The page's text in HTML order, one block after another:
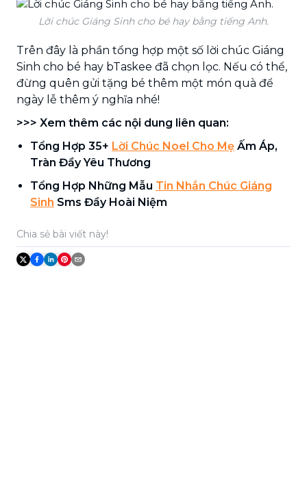
Lời chúc Giáng Sinh cho bé hay bằng tiếng Anh.
Trên đây là phần tổng hợp một số lời chúc Giáng
Sinh cho bé hay bTaskee đã chọn lọc. Nếu có thể,
đừng quên gửi tặng bé thêm một món quà để
ngày lễ thêm ý nghĩa nhé!
>>> Xem thêm các nội dung liên quan:
Tổng Hợp 35+ Lời Chúc Noel Cho Mẹ Ấm Áp,
Tràn Đầy Yêu Thương
Tổng Hợp Những Mẫu Tin Nhắn Chúc Giáng
Sinh Sms Đầy Hoài Niệm
Chia sẻ bài viết này!